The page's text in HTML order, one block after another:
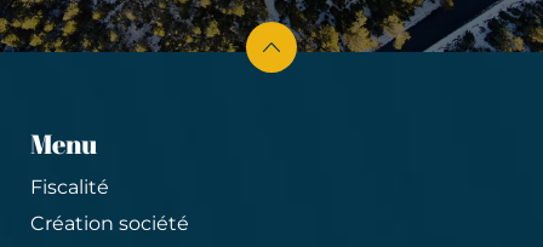
Menu
Fiscalité
Création société